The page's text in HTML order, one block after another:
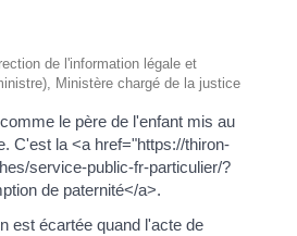
de l'information légale et
Ministère chargé de la justice
le père de l'enfant mis au
C'est la <a href="https://thiron-
service-public-fr-particulier/?
de paternité</a>.
est écartée quand l'acte de